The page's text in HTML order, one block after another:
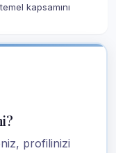
kapsamını
profilinizi